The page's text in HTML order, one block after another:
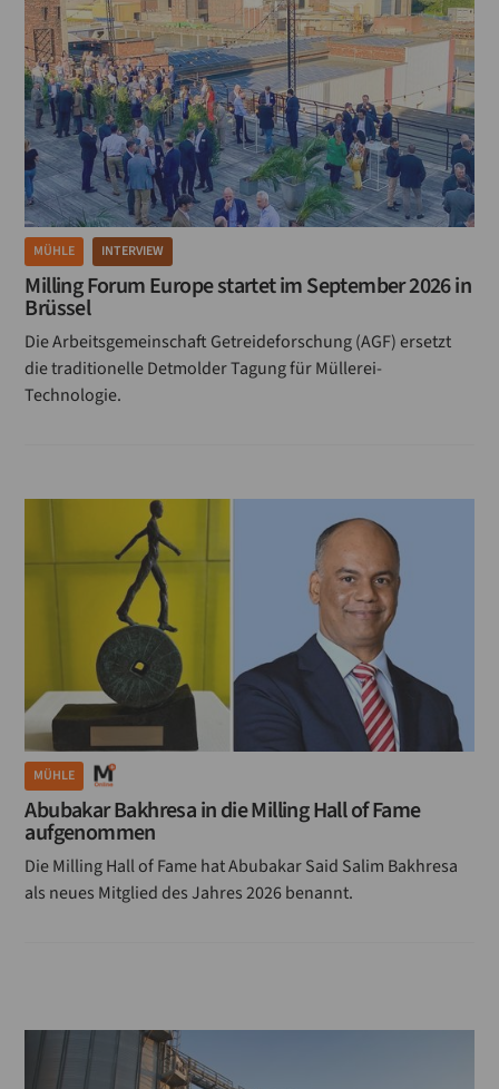
MÜHLE INTERVIEW
Milling Forum Europe startet im September 2026 in
Brüssel
Die Arbeitsgemeinschaft Getreideforschung (AGF) ersetzt
die traditionelle Detmolder Tagung für Müllerei-
Technologie.
MÜHLE
Abubakar Bakhresa in die Milling Hall of Fame
aufgenommen
Die Milling Hall of Fame hat Abubakar Said Salim Bakhresa
als neues Mitglied des Jahres 2026 benannt.
Playlists